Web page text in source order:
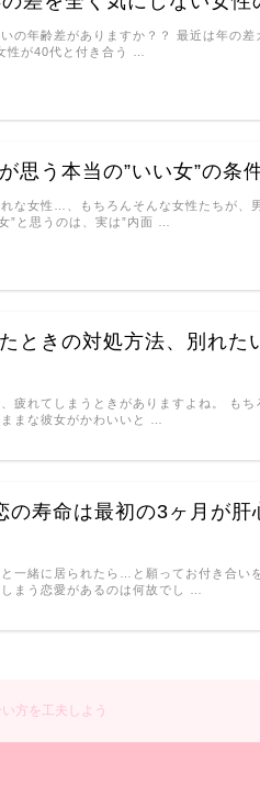
の年齢差がありますか？？ 最近は年の差
性が40代と付き合う …
思う本当の”いい女”の条
な女性…、もちろんそんな女性たちが、
”と思うのは、実は”内面 …
ときの対処方法、別れた
疲れてしまうときがありますよね。 もち
まな彼女がかわいいと …
の寿命は最初の3ヶ月が肝
一緒に居られたら…と願ってお付き合い
まう恋愛があるのは何故でし …
方を工夫しよう